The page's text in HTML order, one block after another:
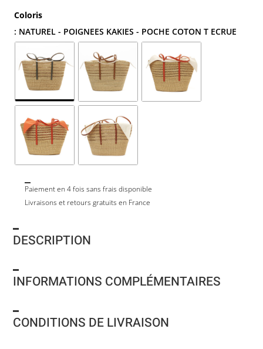
Coloris
: NATUREL - POIGNEES KAKIES - POCHE COTON T ECRUE
Paiement en 4 fois sans frais disponible
Livraisons et retours gratuits en France
DESCRIPTION
INFORMATIONS COMPLÉMENTAIRES
CONDITIONS DE LIVRAISON